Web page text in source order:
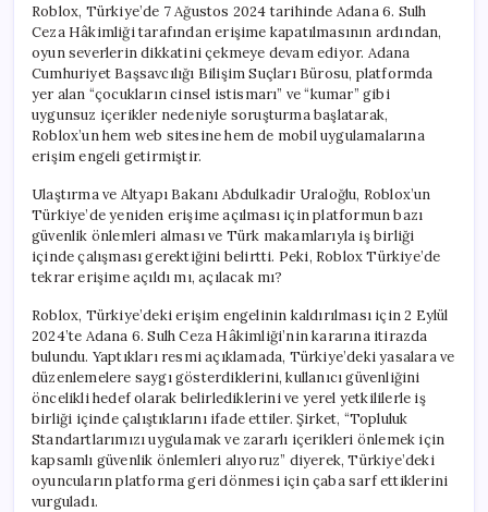
Erişime
Açılacak?
2026
Güncel
Bilgiler
için
Roblox, Türkiye’de 7 Ağustos 2024 tarihinde Adana 6. Sulh
Ceza Hâkimliği tarafından erişime kapatılmasının ardından,
oyun severlerin dikkatini çekmeye devam ediyor. Adana
Cumhuriyet Başsavcılığı Bilişim Suçları Bürosu, platformda
yer alan “çocukların cinsel istismarı” ve “kumar” gibi
uygunsuz içerikler nedeniyle soruşturma başlatarak,
Roblox’un hem web sitesine hem de mobil uygulamalarına
erişim engeli getirmiştir.
Ulaştırma ve Altyapı Bakanı Abdulkadir Uraloğlu, Roblox’un
Türkiye’de yeniden erişime açılması için platformun bazı
güvenlik önlemleri alması ve Türk makamlarıyla iş birliği
içinde çalışması gerektiğini belirtti. Peki, Roblox Türkiye’de
tekrar erişime açıldı mı, açılacak mı?
Roblox, Türkiye’deki erişim engelinin kaldırılması için 2 Eylül
2024’te Adana 6. Sulh Ceza Hâkimliği’nin kararına itirazda
bulundu. Yaptıkları resmi açıklamada, Türkiye’deki yasalara ve
düzenlemelere saygı gösterdiklerini, kullanıcı güvenliğini
öncelikli hedef olarak belirlediklerini ve yerel yetkililerle iş
birliği içinde çalıştıklarını ifade ettiler. Şirket, “Topluluk
Standartlarımızı uygulamak ve zararlı içerikleri önlemek için
kapsamlı güvenlik önlemleri alıyoruz” diyerek, Türkiye’deki
oyuncuların platforma geri dönmesi için çaba sarf ettiklerini
vurguladı.